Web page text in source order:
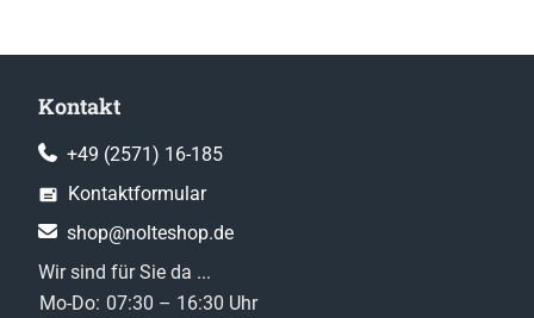
Kontakt
+49 (2571) 16-185
Kontaktformular
shop@nolteshop.de
Wir sind für Sie da ...
Mo-Do: 07:30 – 16:30 Uhr